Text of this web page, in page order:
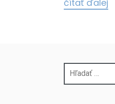
čítať ďalej